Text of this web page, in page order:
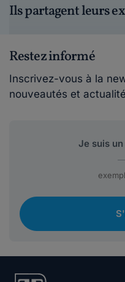
Ils partagent leurs
Restez informé
Inscrivez-vous à la
nouveautés et